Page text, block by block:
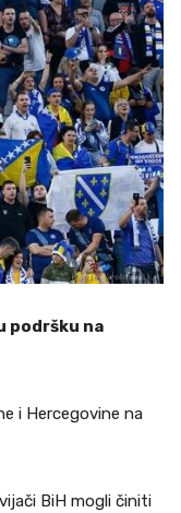
podršku na
i Hercegovine na
BiH mogli činiti